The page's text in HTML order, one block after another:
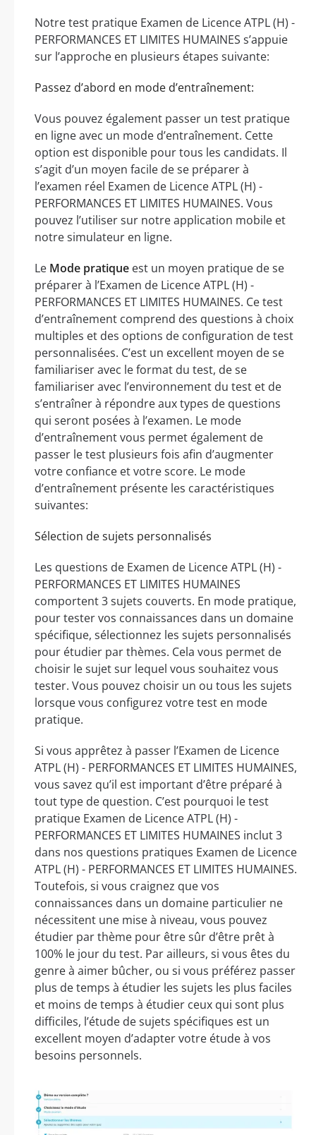
Notre test pratique Examen de Licence ATPL (H) -
PERFORMANCES ET LIMITES HUMAINES s’appuie
sur l’approche en plusieurs étapes suivante:
Passez d’abord en mode d’entraînement:
Vous pouvez également passer un test pratique
en ligne avec un mode d’entraînement. Cette
option est disponible pour tous les candidats. Il
s’agit d’un moyen facile de se préparer à
l’examen réel Examen de Licence ATPL (H) -
PERFORMANCES ET LIMITES HUMAINES. Vous
pouvez l’utiliser sur notre application mobile et
notre simulateur en ligne.
Le Mode pratique est un moyen pratique de se
préparer à l’Examen de Licence ATPL (H) -
PERFORMANCES ET LIMITES HUMAINES. Ce test
d’entraînement comprend des questions à choix
multiples et des options de configuration de test
personnalisées. C’est un excellent moyen de se
familiariser avec le format du test, de se
familiariser avec l’environnement du test et de
s’entraîner à répondre aux types de questions
qui seront posées à l’examen. Le mode
d’entraînement vous permet également de
passer le test plusieurs fois afin d’augmenter
votre confiance et votre score. Le mode
d’entraînement présente les caractéristiques
suivantes:
Sélection de sujets personnalisés
Les questions de Examen de Licence ATPL (H) -
PERFORMANCES ET LIMITES HUMAINES
comportent 3 sujets couverts. En mode pratique,
pour tester vos connaissances dans un domaine
spécifique, sélectionnez les sujets personnalisés
pour étudier par thèmes. Cela vous permet de
choisir le sujet sur lequel vous souhaitez vous
tester. Vous pouvez choisir un ou tous les sujets
lorsque vous configurez votre test en mode
pratique.
Si vous apprêtez à passer l’Examen de Licence
ATPL (H) - PERFORMANCES ET LIMITES HUMAINES,
vous savez qu’il est important d’être préparé à
tout type de question. C’est pourquoi le test
pratique Examen de Licence ATPL (H) -
PERFORMANCES ET LIMITES HUMAINES inclut 3
dans nos questions pratiques Examen de Licence
ATPL (H) - PERFORMANCES ET LIMITES HUMAINES.
Toutefois, si vous craignez que vos
connaissances dans un domaine particulier ne
nécessitent une mise à niveau, vous pouvez
étudier par thème pour être sûr d’être prêt à
100% le jour du test. Par ailleurs, si vous êtes du
genre à aimer bûcher, ou si vous préférez passer
plus de temps à étudier les sujets les plus faciles
et moins de temps à étudier ceux qui sont plus
difficiles, l’étude de sujets spécifiques est un
excellent moyen d’adapter votre étude à vos
besoins personnels.